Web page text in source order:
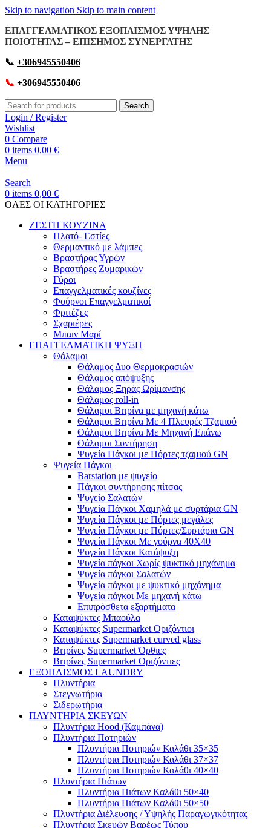
Skip to navigation Skip to main content
ΕΠΑΓΓΕΛΜΑΤΙΚΟΣ ΕΞΟΠΛΙΣΜΟΣ ΥΨΗΛΗΣ
ΠΟΙΟΤΗΤΑΣ – ΕΠΙΣΗΜΟΣ ΣΥΝΕΡΓΑΤΗΣ
📞 +306945550406
📞 +306945550406
Search
Login / Register
Wishlist
0 Compare
0 items 0,00 €
Menu
Search
0 items 0,00 €
OΛΕΣ ΟΙ ΚΑΤΗΓΟΡΙΕΣ
ΖΕΣΤΗ ΚΟΥΖΙΝΑ
Πλατό- Εστίες
Θερμαντικό με λάμπες
Βραστήρας Υγρών
Βραστήρες Ζυμαρικών
Γύροι
Επαγγελματικές κουζίνες
Φούρνοι Επαγγελματικοί
Φριτέζες
Σχαριέρες
Μπαιν Μαρί
ΕΠΑΓΓΕΛΜΑΤΙΚΗ ΨΥΞΗ
Θάλαμοι
Θάλαμος Δυο Θερμοκρασιών
Θάλαμος απόψυξης
Θάλαμος Ξηράς Ωρίμανσης
Θάλαμος roll-in
Θάλαμοι Βιτρίνα με μηχανή κάτω
Θάλαμοι Βιτρίνα Με 4 Πλευρές Τζαμιού
Θάλαμοι Βιτρίνα Με Μηχανή Επάνω
Θάλαμοι Συντήρηση
Ψυγεία Πάγκοι με Πόρτες τζαμιού GN
Ψυγεία Πάγκοι
Barstation με ψυγείο
Πάγκοι συντήρησης πίτσας
Ψυγείο Σαλατών
Ψυγεία Πάγκοι Χαμηλά με συρτάρια GN
Ψυγεία Πάγκοι με Πόρτες μεγάλες
Ψυγεία Πάγκοι με Πόρτες/Συρτάρια GN
Ψυγεία Πάγκοι Με γούρνα 40Χ40
Ψυγεία Πάγκοι Κατάψυξη
Ψυγεία πάγκοι Χωρίς ψυκτικό μηχάνημα
Ψυγεία πάγκοι Σαλατών
Ψυγεία πάγκοι με ψυκτικό μηχάνημα
Ψυγεία πάγκοι Με μηχανή κάτω
Επιπρόσθετα εξαρτήματα
Καταψύκτες Μπαούλα
Καταψύκτες Supermarket Οριζόντιοι
Καταψύκτες Supermarket curved glass
Βιτρίνες Supermarket Όρθιες
Βιτρίνες Supermarket Οριζόντιες
ΕΞΟΠΛΙΣΜΟΣ LAUNDRY
Πλυντήρια
Στεγνωτήρια
Σιδερωτήρια
ΠΛΥΝΤΗΡΙΑ ΣΚΕΥΩΝ
Πλυντήρια Hood (Καμπάνα)
Πλυντήρια Ποτηριών
Πλυντήρια Ποτηριών Καλάθι 35×35
Πλυντήρια Ποτηριών Καλάθι 37×37
Πλυντήρια Ποτηριών Καλάθι 40×40
Πλυντήρια Πιάτων
Πλυντήρια Πιάτων Καλάθι 50×40
Πλυντήρια Πιάτων Καλάθι 50×50
Πλυντήρια Διέλευσης / Υψηλής Παραγωγικότητας
Πλυντήρια Σκευών Βαρέως Τύπου